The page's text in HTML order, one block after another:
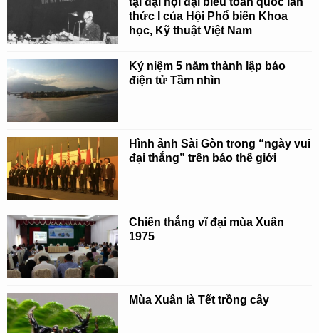
thức I của Hội Phổ biến Khoa
học, Kỹ thuật Việt Nam
Kỷ niệm 5 năm thành lập báo
điện tử Tầm nhìn
Hình ảnh Sài Gòn trong “ngày vui
đại thắng” trên báo thế giới
Chiến thắng vĩ đại mùa Xuân
1975
Mùa Xuân là Tết trồng cây